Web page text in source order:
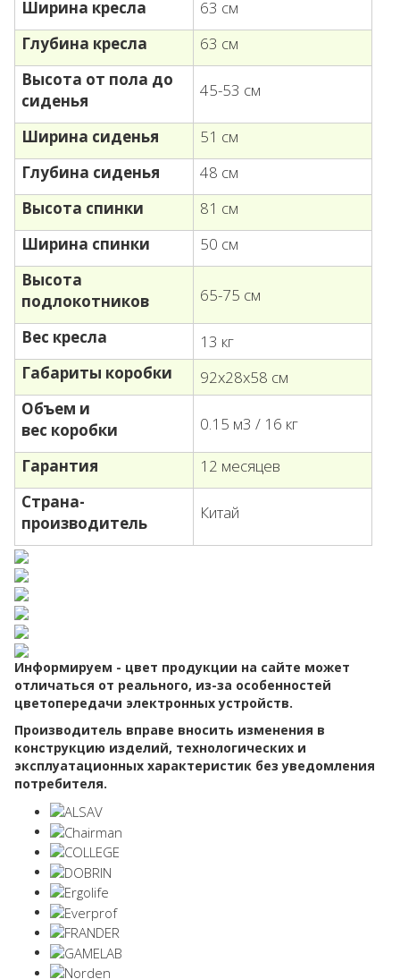
Ширина кресла
63 см
Глубина кресла
63 см
Высота от пола до
сиденья
45-53 см
Ширина сиденья
51 см
Глубина сиденья
48 см
Высота спинки
81 см
Ширина спинки
50 см
Высота
подлокотников
65-75 см
Вес кресла
13 кг
Габариты коробки
92х28х58 см
Объем и
вес коробки 0.15 м3 / 16 кг
Гарантия
12 месяцев
Страна-
производитель
Китай
Информируем - цвет продукции на сайте может
отличаться от реального, из-за особенностей
цветопередачи электронных устройств.
Производитель вправе вносить изменения в
конструкцию изделий, технологических и
эксплуатационных характеристик без уведомления
потребителя.